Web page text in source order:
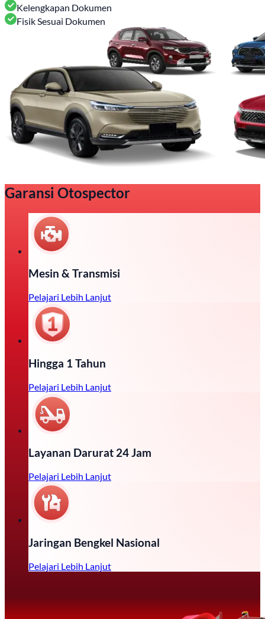
Kelengkapan Dokumen
Fisik Sesuai Dokumen
Garansi Otospector
Mesin & Transmisi
Pelajari Lebih Lanjut
Hingga 1 Tahun
Pelajari Lebih Lanjut
Layanan Darurat 24 Jam
Pelajari Lebih Lanjut
Jaringan Bengkel Nasional
Pelajari Lebih Lanjut